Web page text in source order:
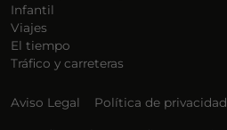
Infantil
Viajes
El tiempo
Tráfico y carreteras
Aviso Legal Política de privacidad